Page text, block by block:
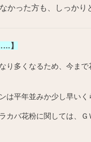
かった方も、しっかり
】
り多くなるため、今ま
は平年並みか少し早いく
カバ花粉に関しては、